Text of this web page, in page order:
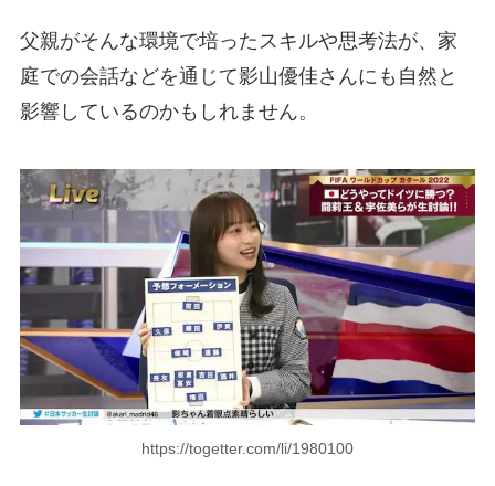
父親がそんな環境で培ったスキルや思考法が、家
庭での会話などを通じて影山優佳さんにも自然と
影響しているのかもしれません。
https://togetter.com/li/1980100